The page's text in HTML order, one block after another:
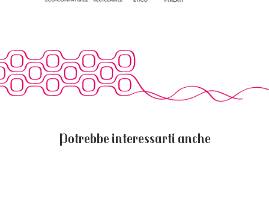
Potrebbe interessarti anche